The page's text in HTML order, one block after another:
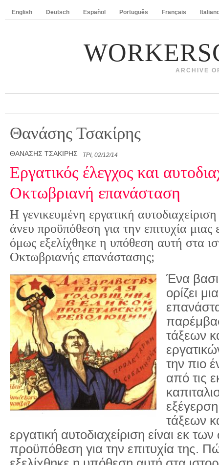
English Deutsch Español Português Français
ARCHIVE
Θανάσης Τσακίρης
ΘΑΝΆΣΗΣ ΤΣΑΚΊΡΗΣ ΤΡΊ, 02/12/14
Εργατικός έλεγχος και
Οκτωβριανή επανάσταση
Η γενικευμένη εργατική
άνευ προϋπόθεση για την επιτυχία
όμως εξελίχθηκε η υπόθεση αυτή στα
Οκτωβριανής επανάστασης;
Ένα
ορίζει
τάξεων
την πιο
από τις
τάξεων
εργατική αυτοδιαχείριση είναι εκ
προϋπόθεση για την επιτυχία της.